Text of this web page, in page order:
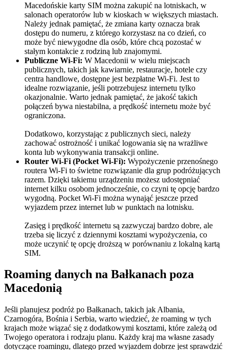
Macedońskie karty SIM można zakupić na lotniskach, w
salonach operatorów lub w kioskach w większych miastach.
Należy jednak pamiętać, że zmiana karty oznacza brak
dostępu do numeru, z którego korzystasz na co dzień, co
może być niewygodne dla osób, które chcą pozostać w
stałym kontakcie z rodziną lub znajomymi.
Publiczne Wi-Fi: W Macedonii w wielu miejscach
publicznych, takich jak kawiarnie, restauracje, hotele czy
centra handlowe, dostępne jest bezpłatne Wi-Fi. Jest to
idealne rozwiązanie, jeśli potrzebujesz internetu tylko
okazjonalnie. Warto jednak pamiętać, że jakość takich
połączeń bywa niestabilna, a prędkość internetu może być
ograniczona.
Dodatkowo, korzystając z publicznych sieci, należy
zachować ostrożność i unikać logowania się na wrażliwe
konta lub wykonywania transakcji online.
Router Wi-Fi (Pocket Wi-Fi): Wypożyczenie przenośnego
routera Wi-Fi to świetne rozwiązanie dla grup podróżujących
razem. Dzięki takiemu urządzeniu możesz udostępniać
internet kilku osobom jednocześnie, co czyni tę opcję bardzo
wygodną. Pocket Wi-Fi można wynająć jeszcze przed
wyjazdem przez internet lub w punktach na lotnisku.
Zasięg i prędkość internetu są zazwyczaj bardzo dobre, ale
trzeba się liczyć z dziennymi kosztami wypożyczenia, co
może uczynić tę opcję droższą w porównaniu z lokalną kartą
SIM.
Roaming danych na Bałkanach poza
Macedonią
Jeśli planujesz podróż po Bałkanach, takich jak Albania,
Czarnogóra, Bośnia i Serbia, warto wiedzieć, że roaming w tych
krajach może wiązać się z dodatkowymi kosztami, które zależą od
Twojego operatora i rodzaju planu. Każdy kraj ma własne zasady
dotyczące roamingu, dlatego przed wyjazdem dobrze jest sprawdzić